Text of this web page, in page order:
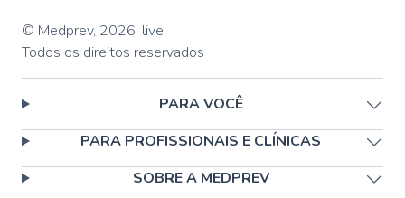
© Medprev, 2026, live
Todos os direitos reservados
PARA VOCÊ
PARA PROFISSIONAIS E CLÍNICAS
SOBRE A MEDPREV